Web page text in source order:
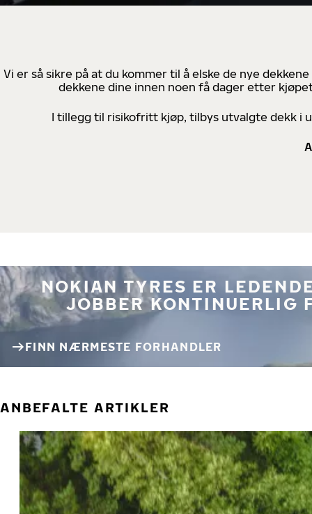
Vi er så sikre på at du kommer til å elske de nye
dekkene dine innen noen få dager etter
I tillegg til risikofritt kjøp, tilbys utvalgte dekk i
NOKIAN TYRES ER
JOBBER KONTINUERLIG
FINN NÆRMESTE FORHANDLER
ANBEFALTE ARTIKLER